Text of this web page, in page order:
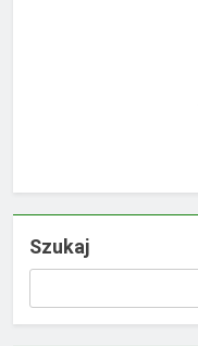
Szukaj